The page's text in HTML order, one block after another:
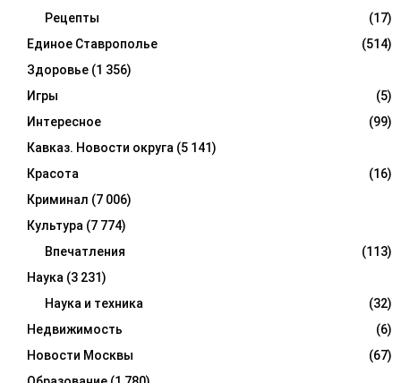
Рецепты
(17)
Единое Ставрополье
(514)
Здоровье (1 356)
Игры
(5)
Интересное
(99)
Кавказ. Новости округа (5 141)
Красота
(16)
Криминал (7 006)
Культура (7 774)
Впечатления
(113)
Наука (3 231)
Наука и техника
(32)
Недвижимость
(6)
Новости Москвы
(67)